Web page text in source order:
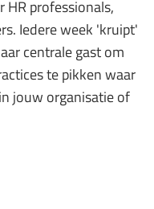
HR professionals,
Iedere week 'kruipt'
centrale gast om
te pikken waar
jouw organisatie of